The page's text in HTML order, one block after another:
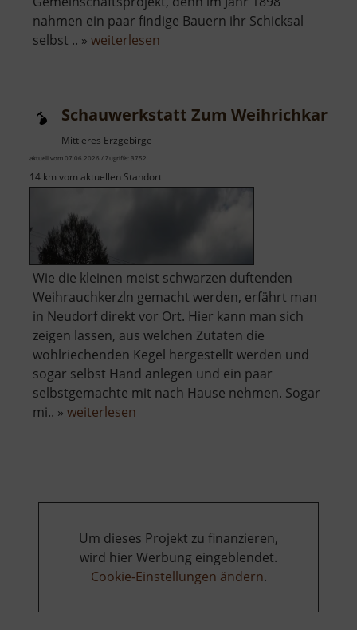
nahmen ein paar findige Bauern ihr Schicksal
selbst .. » weiterlesen
Bärenhecke
Schauwerkstatt Zum Weihrichkarzl
Mittleres Erzgebirge
aktuell vom 07.06.2026 / Zugriffe: 3752
14 km vom aktuellen Standort
Wie die kleinen meist schwarzen duftenden
Weihrauchkerzln gemacht werden, erfährt man
in Neudorf direkt vor Ort. Hier kann man sich
zeigen lassen, aus welchen Zutaten die
wohlriechenden Kegel hergestellt werden und
sogar selbst Hand anlegen und ein paar
selbstgemachte mit nach Hause nehmen. Sogar
mi.. » weiterlesen
Um dieses Projekt zu finanzieren,
wird hier Werbung eingeblendet.
Cookie-Einstellungen ändern.